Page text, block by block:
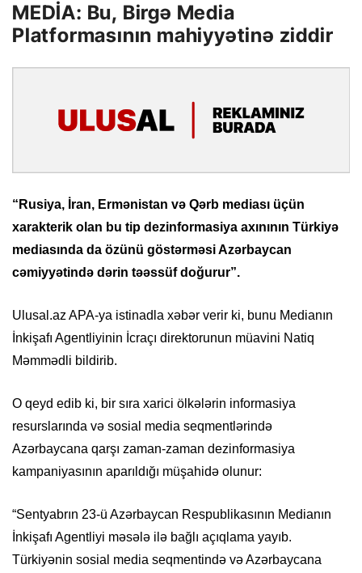
MEDİA: Bu, Birgə Media
Platformasının mahiyyətinə ziddir
“Rusiya, İran, Ermənistan və Qərb mediası üçün
xarakterik olan bu tip dezinformasiya axınının Türkiyə
mediasında da özünü göstərməsi Azərbaycan
cəmiyyətində dərin təəssüf doğurur”.
Ulusal.az APA-ya istinadla xəbər verir ki, bunu Medianın
İnkişafı Agentliyinin İcraçı direktorunun müavini Natiq
Məmmədli bildirib.
O qeyd edib ki, bir sıra xarici ölkələrin informasiya
resurslarında və sosial media seqmentlərində
Azərbaycana qarşı zaman-zaman dezinformasiya
kampaniyasının aparıldığı müşahidə olunur:
“Sentyabrın 23-ü Azərbaycan Respublikasının Medianın
İnkişafı Agentliyi məsələ ilə bağlı açıqlama yayıb.
Türkiyənin sosial media seqmentində və Azərbaycana